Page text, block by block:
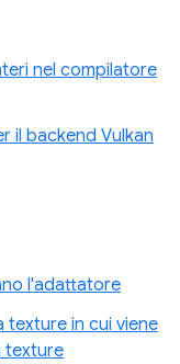
nel compilatore
il backend Vulkan
l'adattatore
texture in cui viene
texture